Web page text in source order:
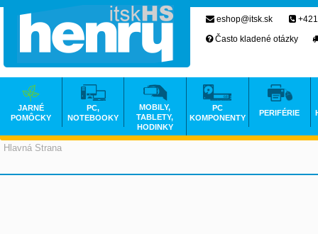
Hlavná Strana
eshop@itsk.sk
Často kladené otázky
JARNÉ
POMÔCKY
PC,
NOTEBOOKY
MOBILY,
TABLETY,
HODINKY
PC
KOMPONENTY
PERIFÉRIE